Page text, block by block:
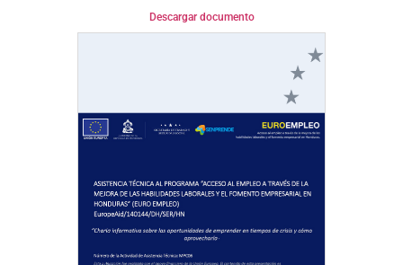
Descargar documento